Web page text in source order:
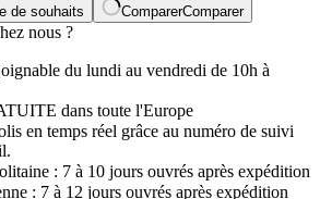
de souhaits ComparerComparer
nous ?
du lundi au vendredi de 10h à
dans toute l'Europe
en temps réel grâce au numéro de suivi
: 7 à 10 jours ouvrés après expédition
: 7 à 12 jours ouvrés après expédition